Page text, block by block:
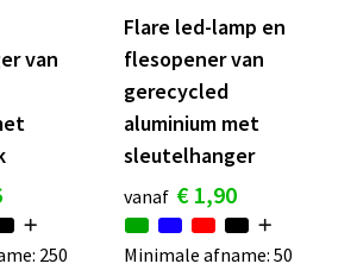
van
250
Flare led-lamp en
flesopener van
gerecycled
aluminium met
sleutelhanger
vanaf € 1,90
Minimale afname: 50